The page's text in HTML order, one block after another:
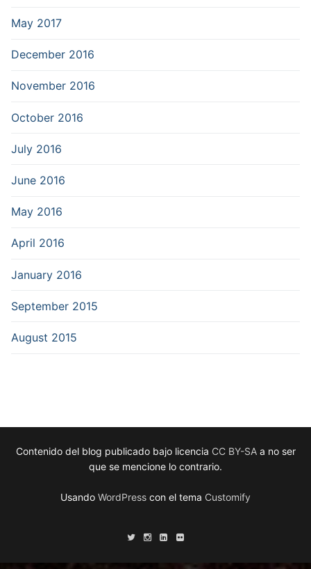
May 2017
December 2016
November 2016
October 2016
July 2016
June 2016
May 2016
April 2016
January 2016
September 2015
August 2015
Contenido del blog publicado bajo licencia CC BY-SAa no ser
que se mencione lo contrario.
Usando WordPress con el tema Customify